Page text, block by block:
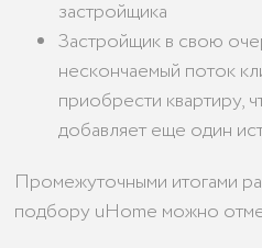
застройщика
Застройщик в свою
нескончаемый поток
приобрести квартиру,
добавляет еще один
Промежуточными итогами
подбору uHome можно